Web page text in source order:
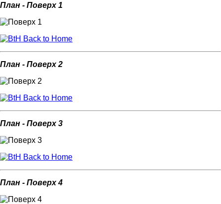
План - Поверх 1
Back to Home
План - Поверх 2
Back to Home
План - Поверх 3
Back to Home
План - Поверх 4